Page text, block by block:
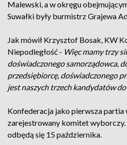
Malewski, a w okręgu
Suwałki były burmistrz Grajewa
Jak mówił Krzysztof Bosak, KW
Niepodległość - Więc mamy trzy
doświadczonego samorządowca,
przedsiębiorcę, doświadczonego
jest naszych trzech kandydatów
Konfederacja jako pierwsza partia
zarejestrowany komitet
odbędą się 15 października.